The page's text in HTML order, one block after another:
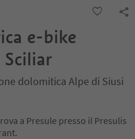
e-bike
Sciliar
dolomitica Alpe di Siusi
a Presule presso il Presulis